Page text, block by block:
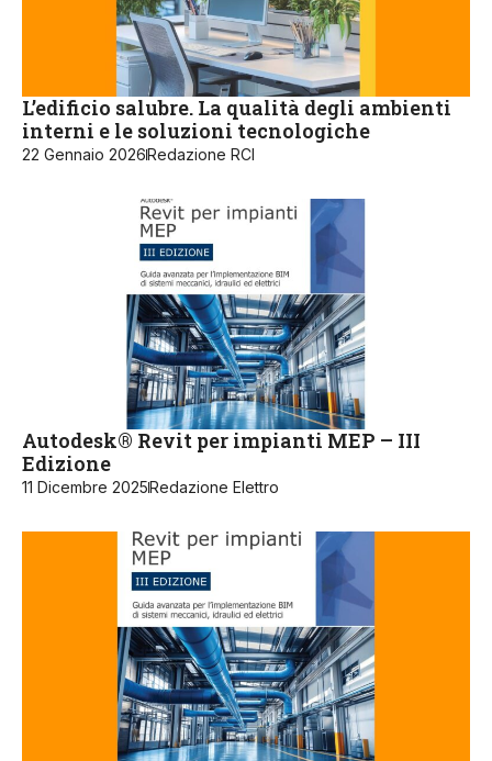
L’edificio salubre. La qualità degli ambienti
interni e le soluzioni tecnologiche
22 Gennaio 2026Redazione RCI
Autodesk® Revit per impianti MEP – III
Edizione
11 Dicembre 2025Redazione Elettro